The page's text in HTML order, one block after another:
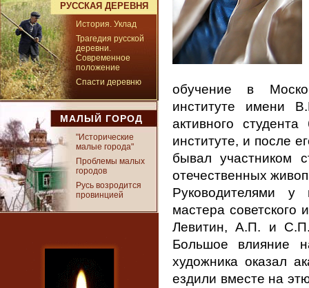
РУССКАЯ ДЕРЕВНЯ
История. Уклад
Трагедия русской
деревни.
Современное
положение
Спасти деревню
МАЛЫЙ ГОРОД
"Исторические
малые города"
Проблемы малых
городов
Русь возродится
провинцией
обучение в
институте имени
активного
институте, и после
бывал участником
отечественных
Руководителями
мастера советского
Левитин, А.П. и С.П.
Большое влияние
художника оказал
ездили вместе на